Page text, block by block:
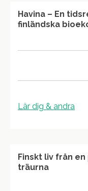
Havina – En
finländska
Lär dig & andra
Finskt liv från
träurna